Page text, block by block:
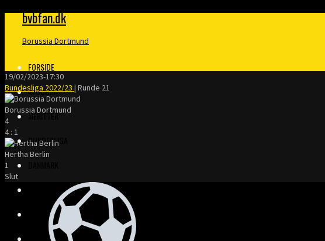
bvbfan.dk
Borussia Dortmund
FORSIDE
KLUBBEN
MERITTER
BUNDESLIGA
TRÆNERE
19/02/2023-17:30
Bundesliga 2022/23 | Runde 21
Borussia Dortmund
4
4 : 1
Hertha Berlin
1
Slut